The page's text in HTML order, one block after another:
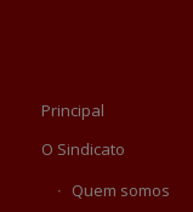
Principal
O Sindicato
Quem somos